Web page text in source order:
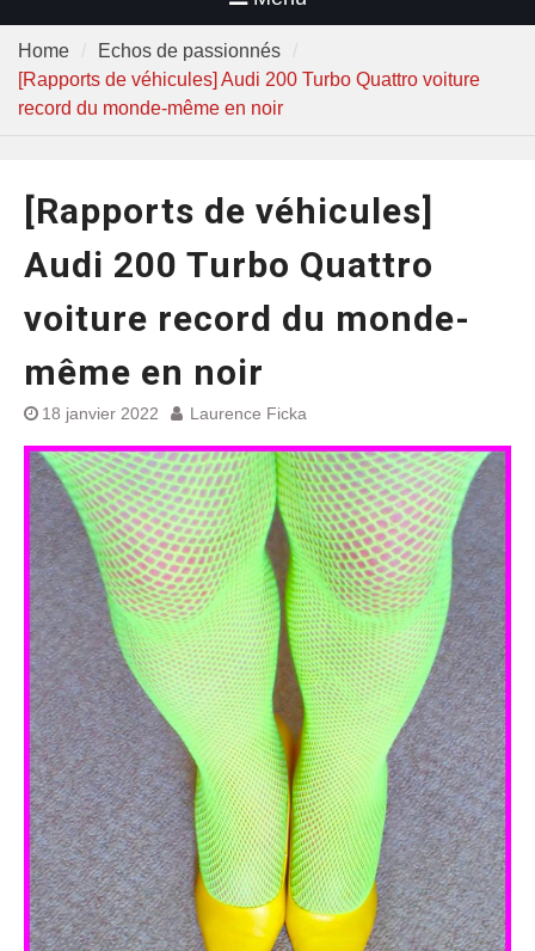
Home
Echos de passionnés
[Rapports de véhicules] Audi 200 Turbo Quattro voiture
record du monde-même en noir
[Rapports de véhicules]
Audi 200 Turbo Quattro
voiture record du monde-
même en noir
18 janvier 2022 Laurence Ficka